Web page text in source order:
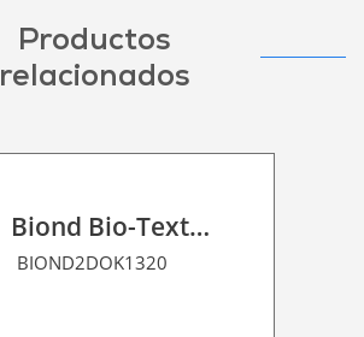
Productos
relacionados
Biond Bio-Texture Decor Film 2D P HT
BIOND2DOK1320